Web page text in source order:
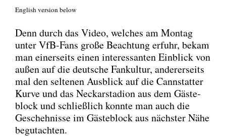
Eng­lish ver­si­on below
Denn durch das Video, wel­ches am Mon­tag
unter VfB-Fans gro­ße Beach­tung erfuhr, bekam
man einer­seits einen inter­es­san­ten Ein­blick von
außen auf die deut­sche Fan­kul­tur, ande­rer­seits
mal den sel­te­nen Aus­blick auf die Cannstat­ter
Kur­ve und das Neckar­sta­di­on aus dem Gäs­te­
block und schließ­lich konn­te man auch die
Gescheh­nis­se im Gäs­te­block aus nächs­ter Nähe
begut­ach­ten.